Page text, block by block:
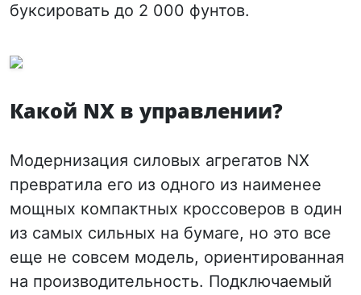
буксировать до 2 000 фунтов.
Какой NX в управлении?
Модернизация силовых агрегатов NX
превратила его из одного из наименее
мощных компактных кроссоверов в один
из самых сильных на бумаге, но это все
еще не совсем модель, ориентированная
на производительность. Подключаемый